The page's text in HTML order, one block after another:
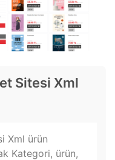
Sitesi Xml
Xml ürün
Kategori, ürün,